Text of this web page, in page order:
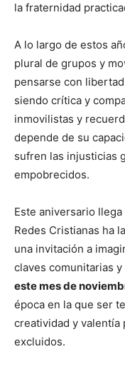
la fraternidad
A lo largo de estos
plural de grupos y
pensarse con
siendo crítica y
inmovilistas y
depende de su
sufren las injusticias
empobrecidos.
Este aniversario
Redes Cristianas ha
una invitación a
claves comunitarias
este mes de
época en la que ser
creatividad y valentía
excluidos.